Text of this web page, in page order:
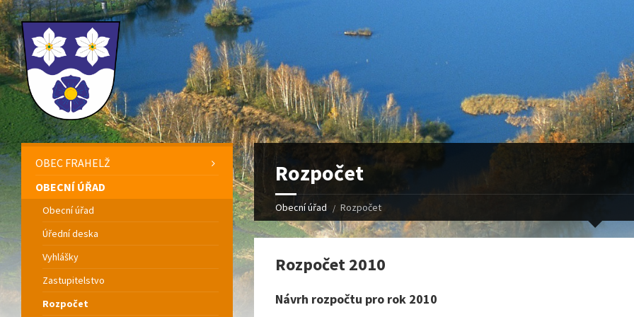
Rozpočet
Obecní úřad Rozpočet
Rozpočet 2010
Návrh rozpočtu pro rok 2010
OBEC FRAHELŽ
OBECNÍ ÚŘAD
Obecní úřad
Úřední deska
Vyhlášky
Zastupitelstvo
Rozpočet